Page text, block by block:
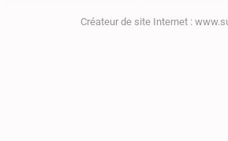
Créateur de site Internet :